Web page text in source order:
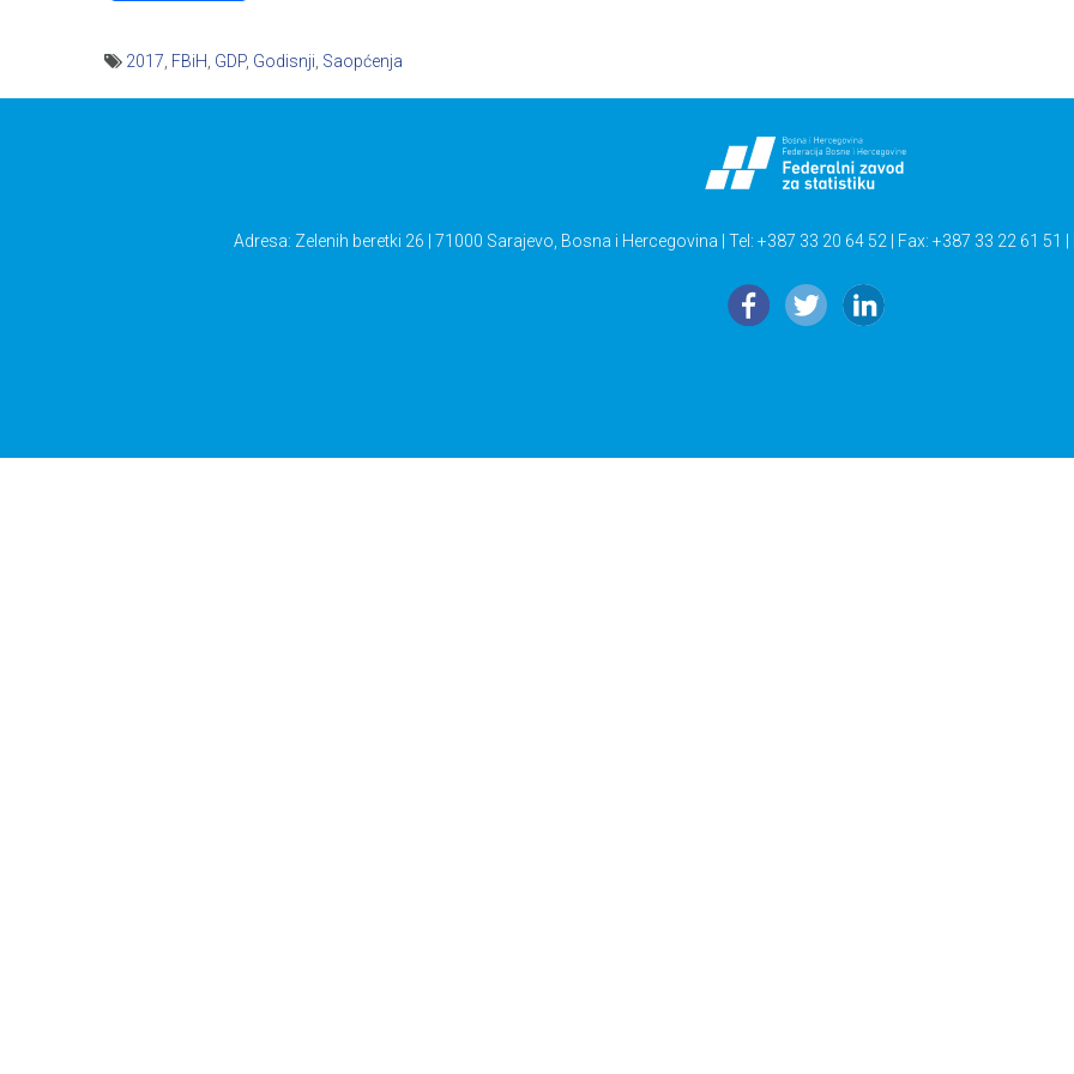
2017 FBiH GDP, Godisnji Saopćenja
Adresa: Zelenih beretki 26 | 71000 Sarajevo, Bosna i Hercegovina | Tel: +387 33 20 64 52 | Fax: +387 33 22 61 51 |